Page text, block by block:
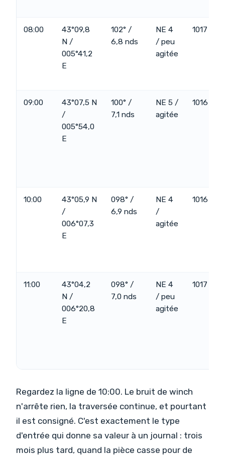
08:00
43°09,8
N /
005°41,2
E
102° /
6,8 nds
NE 4
/ peu
agitée
1017
09:00
43°07,5 N
/
005°54,0
E
100° /
7,1 nds
NE 5 /
agitée
1016
10:00
43°05,9 N
/
006°07,3
E
098° /
6,9 nds
NE 4
/
agitée
1016
11:00
43°04,2
N /
006°20,8
E
098° /
7,0 nds
NE 4
/ peu
agitée
1017
Regardez la ligne de 10:00. Le bruit de winch
n'arrête rien, la traversée continue, et pourtant
il est consigné. C'est exactement le type
d'entrée qui donne sa valeur à un journal : trois
mois plus tard, quand la pièce casse pour de